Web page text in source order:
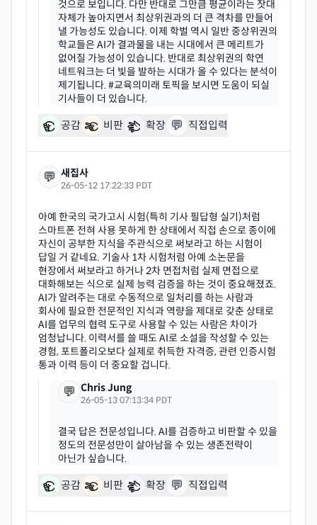
것으로 보입니다. 다만 반대로 그만큼 평균이라는 잣대
자체가 높아지면서 최상위권과의 더 큰 격차를 만들어
낼 가능성도 있습니다. 이제 학벌 역시 일반 중상위권의
학교들은 AI가 결과물을 내는 시대에서 큰 메리트가
없어질 가능성이 있습니다. 반대로 최상위권의 학연
네트워크는 더 빛을 발하는 시대가 올 수 있다는 분석이
제기됩니다. #교육의미래 토픽을 보시면 도움이 되실
공감 비판 확장 💬 직접입력
💬 새집사
26-05-12 17:22:33 PDT
아예 한국의 국가고시 시험(특히 기사 필답형 실기)처럼
스마트폰 전혀 사용 못하게 한 상태에서 직접 손으로 종이에
자신이 공부한 지식을 주관식으로 써보라고 하는 시험이
답일 거 같네요. 기술사 1차 시험처럼 아예 소논문을
현장에서 써보라고 하거나 2차 면접처럼 실제 면접으로
대화해보는 식으로 실제 능력 검증을 하는 것이 중요해졌죠.
AI가 알려주는 대로 수동적으로 일처리를 하는 사람과
회사에 필요한 전문적인 지식과 역량을 제대로 갖춘 상태로
AI를 업무의 협력 도구로 사용할 수 있는 사람은 차이가
엄청납니다. 이력서를 쓸 때도 AI로 소설을 작성할 수 있는
경험, 포트폴리오보다 실제로 취득한 자격증, 관련 인증시험
💬 Chris Jung
26-05-13 07:13:34 PDT
결국 답은 전문성입니다. AI를 검증하고 비판할 수 있을
정도의 전문성만이 살아남을 수 있는 생존전략이
공감 비판 확장 💬 직접입력